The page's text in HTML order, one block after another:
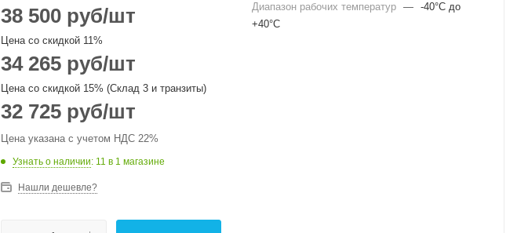
38 500 руб/шт
Цена со скидкой 11%
34 265 руб/шт
Цена со скидкой 15% (Склад 3 и транзиты)
32 725 руб/шт
Цена указана с учетом НДС 22%
Узнать о наличии: 11 в 1 магазине
Нашли дешевле?
Диапазон рабочих температур — -40°C до
+40°C